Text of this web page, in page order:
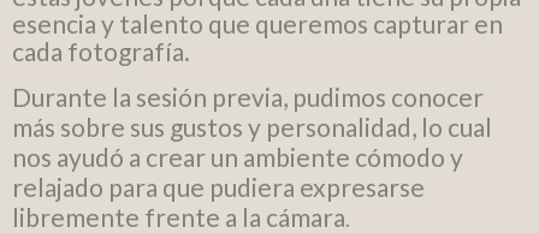
esencia y talento que queremos capturar en
cada fotografía.
Durante la sesión previa, pudimos conocer
más sobre sus gustos y personalidad, lo cual
nos ayudó a crear un ambiente cómodo y
relajado para que pudiera expresarse
libremente frente a la cámara.